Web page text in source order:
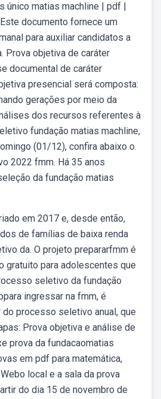
único matias machline | pdf |
documento fornece um
para auxiliar candidatos a
Prova objetiva de caráter
documental de caráter
presencial será composta:
gerações por meio da
dos recursos referentes à
fundação matias machline,
(01/12), confira abaixo o.
2022 fmm. Há 35 anos
da fundação matias
em 2017 e, desde então,
de famílias de baixa renda
da. O projeto prepararfmm é
gratuito para adolescentes que
seletivo da fundação
ingressar na fmm, é
processo seletivo anual, que
Prova objetiva e análise de
prova da fundacaomatias
em pdf para matemática,
local e a sala da prova
do dia 15 de novembro de